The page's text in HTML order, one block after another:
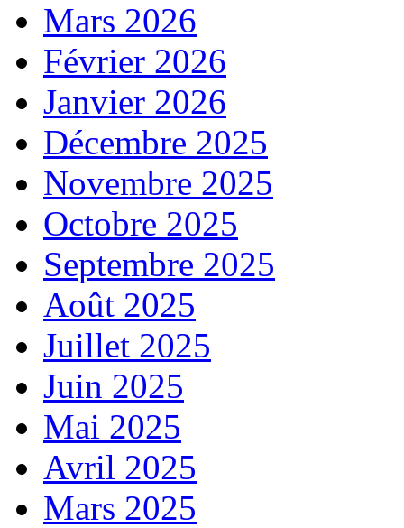
Mars 2026
Février 2026
Janvier 2026
Décembre 2025
Novembre 2025
Octobre 2025
Septembre 2025
Août 2025
Juillet 2025
Juin 2025
Mai 2025
Avril 2025
Mars 2025